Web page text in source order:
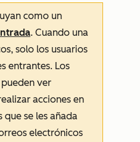
como un
. Cuando una
solo los usuarios
entrantes. Los
pueden ver
acciones en
se les añada
electrónicos